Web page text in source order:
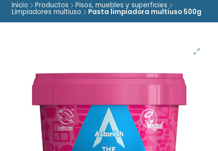
Inicio Productos Pisos, muebles y superficies
Limpiadores multiuso Pasta limpiadora multiuso 500g